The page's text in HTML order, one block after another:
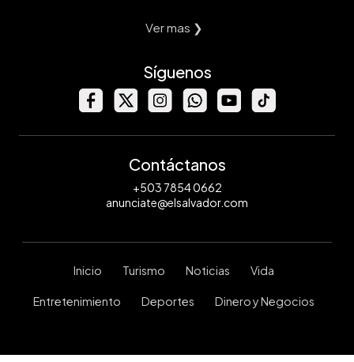
Ver mas ❯
Síguenos
Contáctanos
+503 7854 0662
anunciate@elsalvador.com
Inicio Turismo Noticias Vida
Entretenimiento Deportes Dinero y Negocios